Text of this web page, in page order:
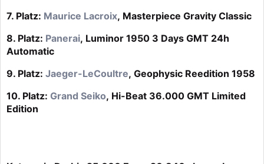
7. Platz: Maurice Lacroix, Masterpiece Gravity Classic
8. Platz: Panerai, Luminor 1950 3 Days GMT 24h
Automatic
9. Platz: Jaeger-LeCoultre, Geophysic Reedition 1958
10. Platz: Grand Seiko, Hi-Beat 36.000 GMT Limited
Edition